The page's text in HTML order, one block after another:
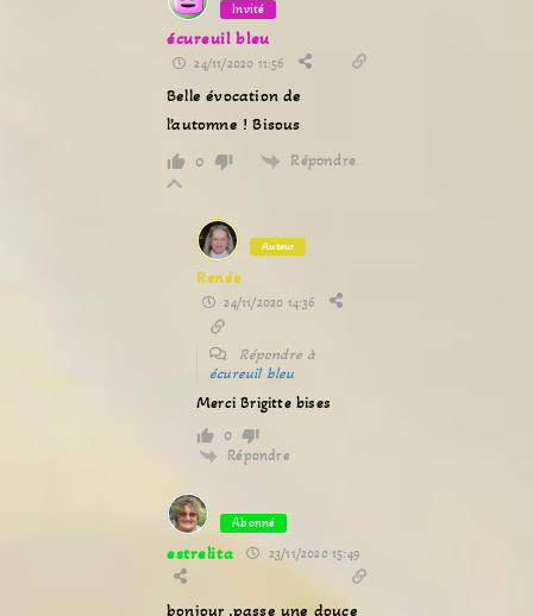
Invité
écureuil bleu
24/11/2020 11:56
Belle évocation de
l’automne ! Bisous
0 Répondre
Auteur
Renée
24/11/2020 14:36
Répondre à
écureuil bleu
Merci Brigitte bises
0
Répondre
Abonné
estrelita 23/11/2020 15:49
bonjour ,passe une douce